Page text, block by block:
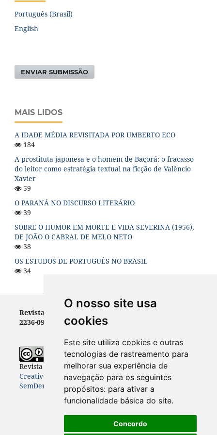
O nosso site usa
cookies
Este site utiliza cookies e outras
tecnologias de rastreamento para
melhorar sua experiência de
navegação para os seguintes
propósitos: para ativar a
funcionalidade básica do site.
Concordo
Português (Brasil)
English
ENVIAR SUBMISSÃO
MAIS LIDOS
A IDADE MÉDIA REVISITADA POR UMBERTO ECO
184
A prostituta japonesa e o homem de Baçorá: o fracasso
do leitor como estratégia textual na ficção de Valêncio
Xavier
59
O PARANÁ NO DISCURSO LITERÁRIO
39
SOBRE O HUMOR EM MORTE E VIDA SEVERINA (1956),
DE JOÃO O CABRAL DE MELO NETO
38
OS ESTUDOS DE PORTUGUÊS NO BRASIL
34
Revista Letras - ISSN 0100-0888 (versão impressa) e
2236-0999 (versão eletrônica)
Revista Letrasestá licenciada com uma Licença
Creative Commons Atribuição-NãoComercial-
SemDerivações 4.0 Internacional .